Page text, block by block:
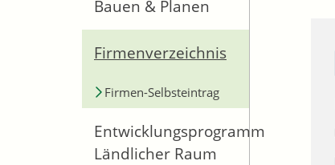
Bauen & Planen
Firmenverzeichnis
Firmen-Selbsteintrag
Entwicklungsprogramm
Ländlicher Raum